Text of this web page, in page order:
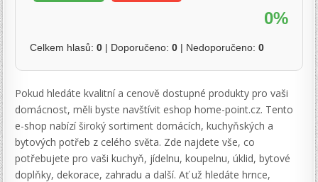
0%
Celkem hlasů:0 | Doporučeno:0 | Nedoporučeno:0
Pokud hledáte kvalitní a cenově dostupné produkty pro vaši
domácnost, měli byste navštívit eshop home-point.cz. Tento
e-shop nabízí široký sortiment domácích, kuchyňských a
bytových potřeb z celého světa. Zde najdete vše, co
potřebujete pro vaši kuchyň, jídelnu, koupelnu, úklid, bytové
doplňky, dekorace, zahradu a další. Ať už hledáte hrnce,